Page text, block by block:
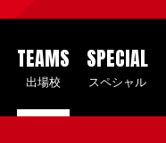
TEAMS
出場校
SPECIAL
スペシャル